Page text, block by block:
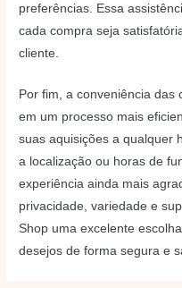
preferências. Essa
cada compra seja
cliente.
Por fim, a conveniência
em um processo mais
suas aquisições a qualquer
a localização ou horas de
experiência ainda mais
privacidade, variedade e
Shop uma excelente
desejos de forma segura e